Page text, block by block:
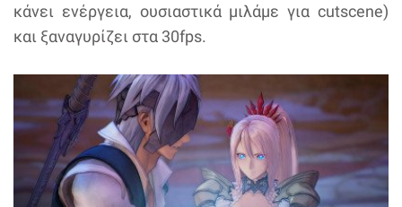
κάνει ενέργεια, ουσιαστικά μιλάμε για cutscene)
και ξαναγυρίζει στα 30fps.